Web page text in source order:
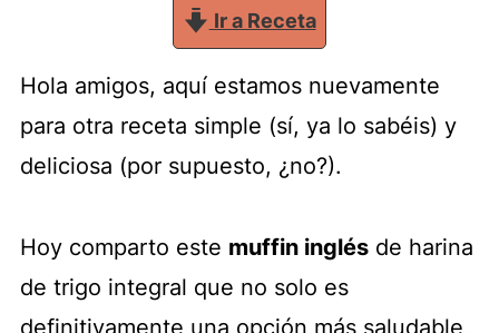
Ir a Receta
Hola amigos, aquí estamos nuevamente
para otra receta simple (sí, ya lo sabéis) y
deliciosa (por supuesto, ¿no?).
Hoy comparto este muffin inglésde harina
de trigo integral que no solo es
definitivamente una opción más saludable,